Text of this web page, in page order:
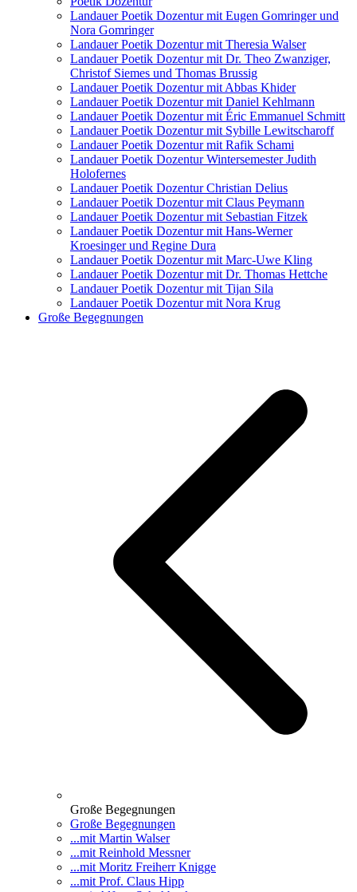
Landauer Poetik Dozentur mit Eugen Gomringer und
Nora Gomringer
Landauer Poetik Dozentur mit Theresia Walser
Landauer Poetik Dozentur mit Dr. Theo Zwanziger,
Christof Siemes und Thomas Brussig
Landauer Poetik Dozentur mit Abbas Khider
Landauer Poetik Dozentur mit Daniel Kehlmann
Landauer Poetik Dozentur mit Éric Emmanuel Schmitt
Landauer Poetik Dozentur mit Sybille Lewitscharoff
Landauer Poetik Dozentur mit Rafik Schami
Landauer Poetik Dozentur Wintersemester Judith
Holofernes
Landauer Poetik Dozentur Christian Delius
Landauer Poetik Dozentur mit Claus Peymann
Landauer Poetik Dozentur mit Sebastian Fitzek
Landauer Poetik Dozentur mit Hans-Werner
Kroesinger und Regine Dura
Landauer Poetik Dozentur mit Marc-Uwe Kling
Landauer Poetik Dozentur mit Dr. Thomas Hettche
Landauer Poetik Dozentur mit Tijan Sila
Landauer Poetik Dozentur mit Nora Krug
Große Begegnungen
Große Begegnungen
Große Begegnungen
...mit Martin Walser
...mit Reinhold Messner
...mit Moritz Freiherr Knigge
...mit Prof. Claus Hipp